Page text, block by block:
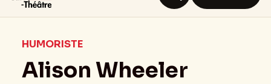
HUMORISTE
Alison Wheeler